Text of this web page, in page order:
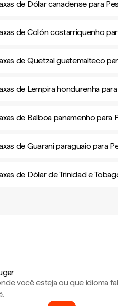
de Dólar canadense para
de Colón costarriquenho
de Quetzal guatemalteco
de Lempira hondurenha
de Balboa panamenho para
de Guarani paraguaio para
de Dólar de Trinidad e
você esteja ou que idioma